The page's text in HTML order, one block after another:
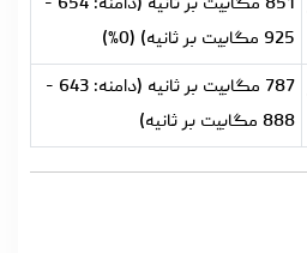
851 مگابیت بر ثانیه (دامنه: 654 -
925 مگابیت بر ثانیه) (0%)
787 مگابیت بر ثانیه (دامنه: 643 -
888 مگابیت بر ثانیه)